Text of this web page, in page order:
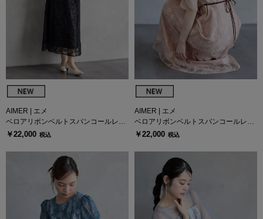
AIMER | エメ
ベロアリボンベルトスパンコールレー
スドレス
￥22,000 税込
AIMER | エメ
ベロアリボンベルトスパンコールレー
スドレス
￥22,000 税込